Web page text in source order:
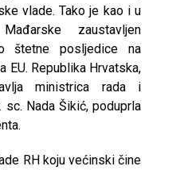
vlade. Tako je kao i u
zaustavljen
štetne posljedice na
EU. Republika Hrvatska,
ministrica rada i
Nada Šikić, poduprla
RH koju većinski čine